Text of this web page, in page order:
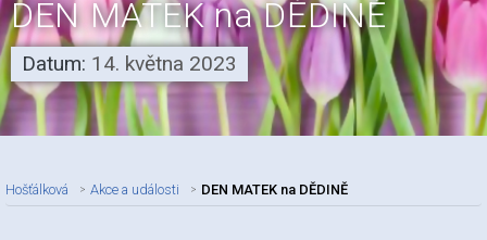
DEN MATEK na DĚDINĚ
Datum: 14. května 2023
Hošťálková Akce a události DEN MATEK na DĚDINĚ